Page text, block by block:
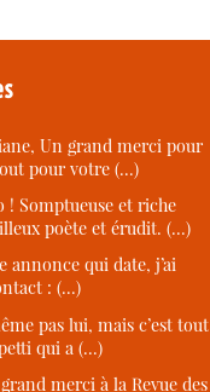
Un grand merci pour
pour votre (…)
! Somptueuse et riche
poète et érudit. (…)
annonce qui date, j’ai
: (…)
pas lui, mais c’est tout
qui a (…)
merci à la Revue des